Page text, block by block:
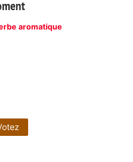
aromatique